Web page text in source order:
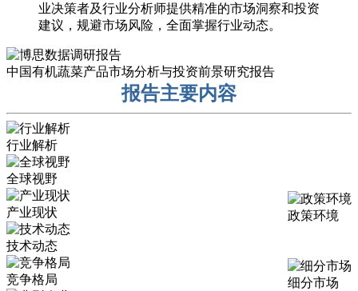
业决策者及行业分析师提供精准的市场洞察和投资
建议，规避市场风险，全面掌握行业动态。
中国有机蔬菜产品市场分析与投资前景研究报告
报告主要内容
行业解析
全球视野
政策环境
产业现状
技术动态
细分市场
竞争格局